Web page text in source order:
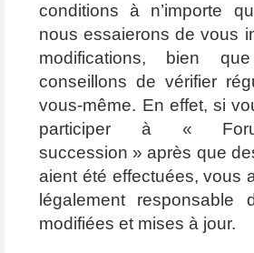
conditions à n’importe
nous essaierons de vous
modifications, bien
conseillons de vérifier
vous-même. En effet, si
participer à «
succession » après que
aient été effectuées, vous
légalement responsable
modifiées et mises à jour.